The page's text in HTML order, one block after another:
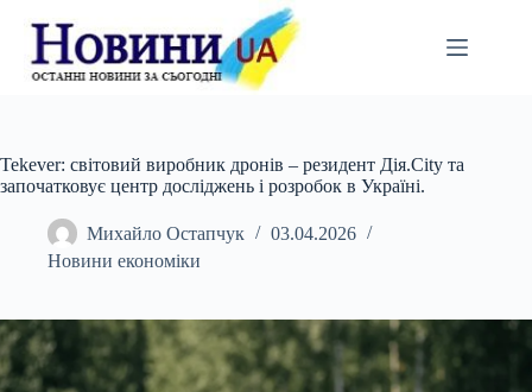
вмісту
Tekever: світовий виробник дронів – резидент Дія.City та
започатковує центр досліджень і розробок в Україні.
Михайло Остапчук
03.04.2026
Новини економіки